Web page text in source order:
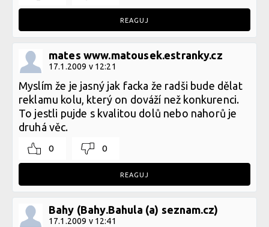
REAGUJ
mates www.matousek.estranky.cz
17.1.2009 v 12:21
Myslím že je jasný jak facka že radši bude dělat
reklamu kolu, který on dováží než konkurenci.
To jestli pujde s kvalitou dolů nebo nahorů je
druhá věc.
0 0
REAGUJ
Bahy (Bahy.Bahula (a) seznam.cz)
17.1.2009 v 12:41